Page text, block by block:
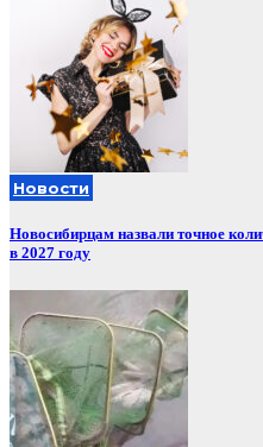
Новости
Новосибирцам назвали точное
в 2027 году